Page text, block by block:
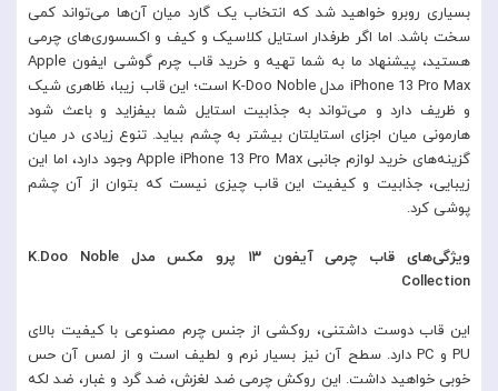
بسیاری روبرو خواهید شد که انتخاب یک گارد میان آن‌ها می‌تواند کمی
سخت باشد. اما اگر طرفدار استایل کلاسیک و کیف و اکسسوری‌های چرمی
هستید، پیشنهاد ما به شما تهیه و خرید قاب چرم گوشی ایفون Apple
iPhone 13 Pro Max مدل K-Doo Noble است؛ این قاب زیبا، ظاهری شیک
و ظریف دارد و می‌تواند به جذابیت استایل شما بیفزاید و باعث شود
هارمونی میان اجزای استایلتان بیشتر به چشم بیاید. تنوع زیادی در میان
گزینه‌های خرید لوازم جانبی Apple iPhone 13 Pro Max وجود دارد، اما این
زیبایی، جذابیت و کیفیت این قاب چیزی نیست که بتوان از آن چشم
پوشی کرد.
ویژگی‌های قاب چرمی آیفون ۱۳ پرو مکس مدل K.Doo Noble
Collection
این قاب دوست داشتنی، روکشی از جنس چرم مصنوعی با کیفیت بالای
PU و PC دارد. سطح آن نیز بسیار نرم و لطیف است و از لمس آن حس
خوبی خواهید داشت. این روکش چرمی ضد لغزش، ضد گرد و غبار، ضد لکه